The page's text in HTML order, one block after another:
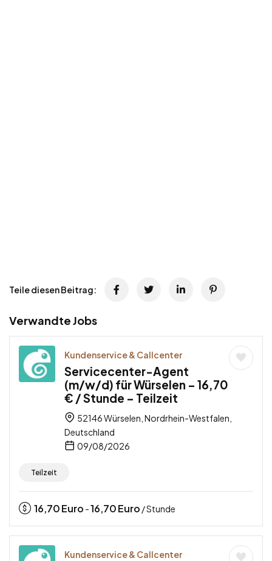
Teile diesen Beitrag:
Verwandte Jobs
Kundenservice & Callcenter
Servicecenter-Agent
(m/w/d) für Würselen – 16,70
€ / Stunde – Teilzeit
52146 Würselen, Nordrhein-Westfalen,
Deutschland
09/08/2026
Teilzeit
16,70Euro -16,70Euro / Stunde
Kundenservice & Callcenter